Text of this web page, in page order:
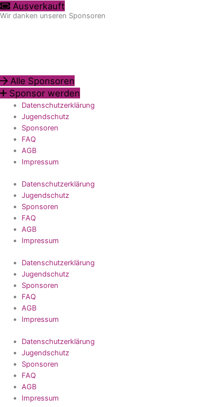
Ausverkauft
Wir danken unseren Sponsoren
Alle Sponsoren
Sponsor werden
Datenschutzerklärung
Jugendschutz
Sponsoren
FAQ
AGB
Impressum
Datenschutzerklärung
Jugendschutz
Sponsoren
FAQ
AGB
Impressum
Datenschutzerklärung
Jugendschutz
Sponsoren
FAQ
AGB
Impressum
Datenschutzerklärung
Jugendschutz
Sponsoren
FAQ
AGB
Impressum